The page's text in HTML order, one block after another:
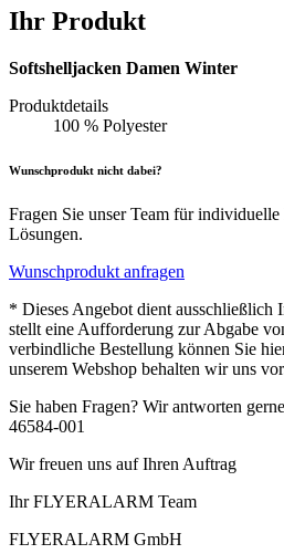
Ihr Produkt
Softshelljacken Damen Winter
Produktdetails
100 % Polyester
Wunschprodukt nicht dabei?
Fragen Sie unser Team für
Lösungen.
Wunschprodukt anfragen
* Dieses Angebot dient ausschließlich
stellt eine Aufforderung zur Abgabe
verbindliche Bestellung können Sie
unserem Webshop behalten wir uns
Sie haben Fragen? Wir antworten
46584-001
Wir freuen uns auf Ihren Auftrag
Ihr FLYERALARM Team
FLYERALARM GmbH